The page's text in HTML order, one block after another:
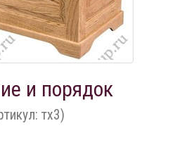
и порядок
тх3)